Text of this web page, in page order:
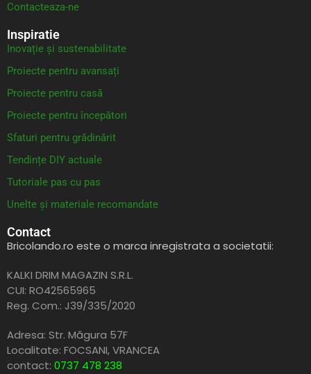
Contacteaza-ne
Inspiratie
Inovație și sustenabilitate
Proiecte pentru avansați
Proiecte pentru casă
Proiecte pentru începători
Sfaturi pentru grădinărit
Tendințe DIY actuale
Tutoriale pas cu pas
Unelte și materiale recomandate
Contact
Bricolando.ro este o marca inregistrata a societatii:
KALKI DRIM MAGAZIN S.R.L.
CUI: RO42565965
Reg. Com.: J39/335/2020
Adresa: Str. Măgura 57F
Localitate: FOCSANI,VRANCEA
contact: 0737 478 238